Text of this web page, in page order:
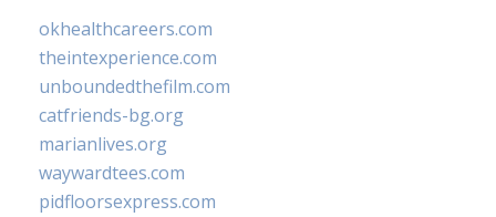
okhealthcareers.com
theintexperience.com
unboundedthefilm.com
catfriends-bg.org
marianlives.org
waywardtees.com
pidfloorsexpress.com